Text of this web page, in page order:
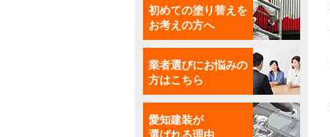
初めての塗り替えを
お考えの方へ
業者選びにお悩みの
方はこちら
愛知建装が
選ばれる理由